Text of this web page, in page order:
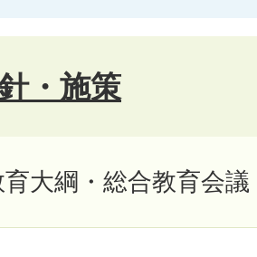
・施策
大綱・総合教育会議